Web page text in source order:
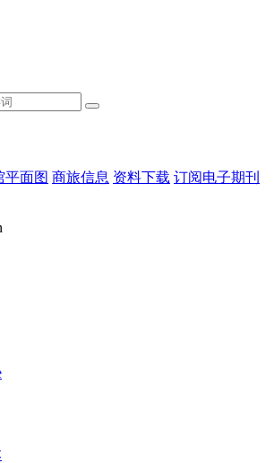
平面图 商旅信息 资料下载 订阅电子期刊